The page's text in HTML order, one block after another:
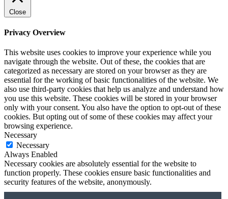
Close
Privacy Overview
This website uses cookies to improve your experience while you
navigate through the website. Out of these, the cookies that are
categorized as necessary are stored on your browser as they are
essential for the working of basic functionalities of the website. We
also use third-party cookies that help us analyze and understand how
you use this website. These cookies will be stored in your browser
only with your consent. You also have the option to opt-out of these
cookies. But opting out of some of these cookies may affect your
browsing experience.
Necessary
Necessary
Always Enabled
Necessary cookies are absolutely essential for the website to
function properly. These cookies ensure basic functionalities and
security features of the website, anonymously.